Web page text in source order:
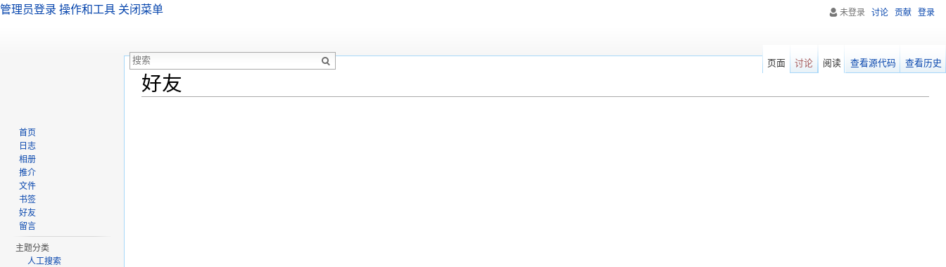
好友
管理员登录 操作和工具 关闭菜单 未登录 讨论 贡献 登录
页面 讨论 阅读 查看源代码 查看历史
首页
日志
相册
推介
文件
书签
好友
留言
主题分类
人工搜索